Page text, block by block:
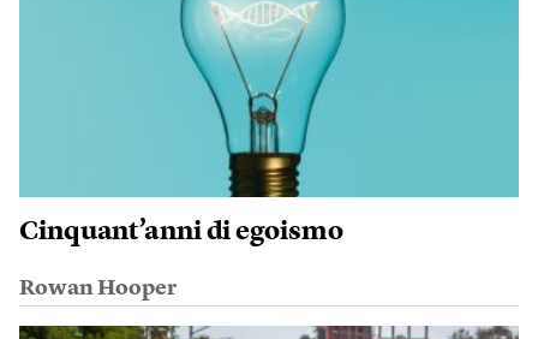
Cinquant’anni di egoismo
Rowan Hooper